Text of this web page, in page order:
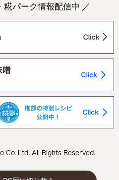
糀パーク情報配信中 ／
Co.,Ltd. All Rights Reserved.